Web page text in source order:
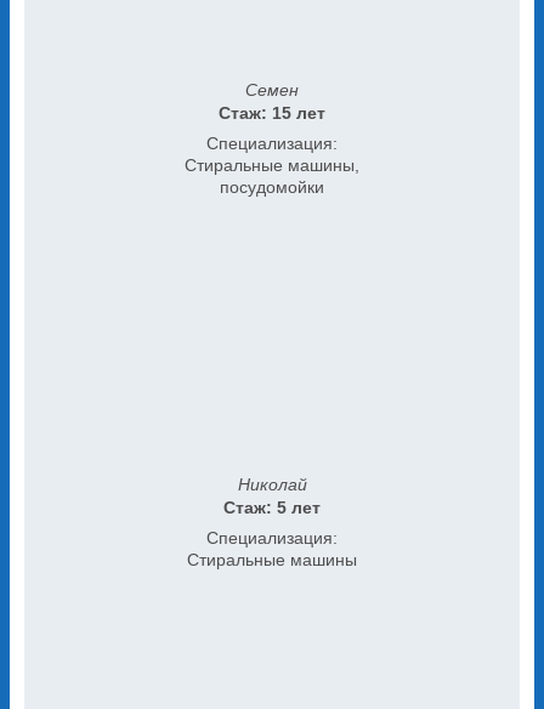
Семен
Стаж: 15 лет
Специализация:
Стиральные машины,
посудомойки
Николай
Стаж: 5 лет
Специализация:
Стиральные машины